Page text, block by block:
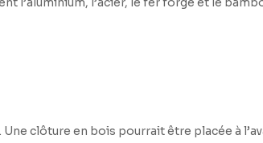
clôture en bois pourrait être placée à